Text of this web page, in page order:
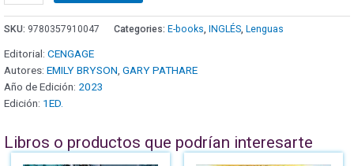
SKU: 9780357910047 Categories: E-books, INGLÉS, Lenguas
Editorial: CENGAGE
Autores: EMILY BRYSON GARY PATHARE
Año de Edición: 2023
Edición: 1ED.
Libros o productos que podrían interesarte